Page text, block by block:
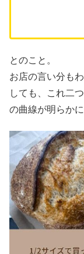
とのこと。
お店の言い分も
しても、これ二
の曲線が明らかに